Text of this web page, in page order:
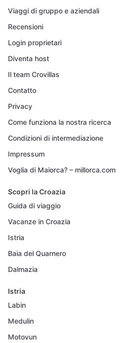
Viaggi di gruppo e aziendali
Recensioni
Login proprietari
Diventa host
Il team Crovillas
Contatto
Privacy
Come funziona la nostra ricerca
Condizioni di intermediazione
Impressum
Voglia di Maiorca? – millorca.com
Scopri la Croazia
Guida di viaggio
Vacanze in Croazia
Istria
Baia del Quarnero
Dalmazia
Istria
Labin
Medulin
Motovun